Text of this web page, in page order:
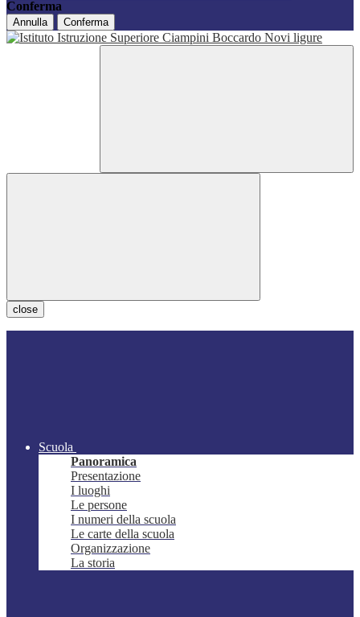
Conferma
Annulla Conferma
close
Scuola
Panoramica
Presentazione
I luoghi
Le persone
I numeri della scuola
Le carte della scuola
Organizzazione
La storia